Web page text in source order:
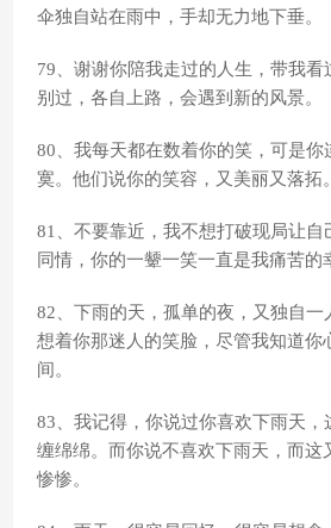
伞独自站在雨中，手却无力地下垂。
79、谢谢你陪我走过的人生，带我
别过，各自上路，会遇到新的风景。
80、我每天都在数着你的笑，可是你
寞。他们说你的笑容，又美丽又落拓。
81、不要靠近，我不想打破现局让自
同情，你的一颦一笑一直是我痛苦的
82、下雨的天，孤单的夜，又独自一
想着你那迷人的笑脸，尽管我知道你
间。
83、我记得，你说过你喜欢下雨天，
缠绵绵。而你说不喜欢下雨天，而这
惨惨。